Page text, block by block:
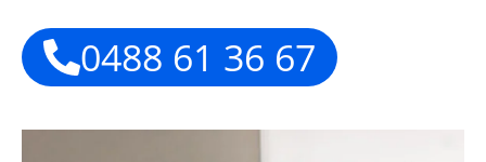
0488 61 36 67